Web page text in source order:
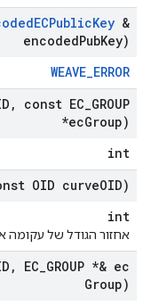
ECPublicKey &
encodedPubKey)
WEAVE_ERROR
, const EC GROUP
*ecGroup)
int
OID curveOID)
int
אחזור הגודל של עקומה
, EC GROUP *& ec
Group)